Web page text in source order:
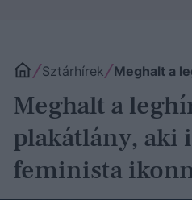
Sztárhírek Meghalt a
Meghalt a
plakátlány, aki
feminista